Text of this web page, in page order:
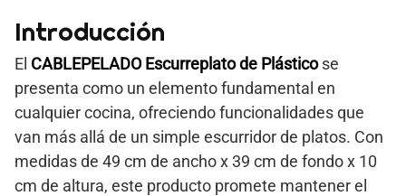
Introducción
El CABLEPELADO Escurreplato de Plásticose
presenta como un elemento fundamental en
cualquier cocina, ofreciendo funcionalidades que
van más allá de un simple escurridor de platos. Con
medidas de 49 cm de ancho x 39 cm de fondo x 10
cm de altura, este producto promete mantener el